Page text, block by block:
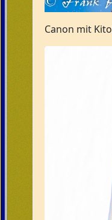
Canon mit